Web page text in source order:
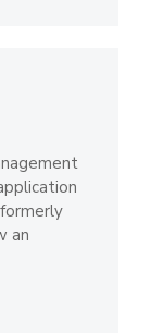
an